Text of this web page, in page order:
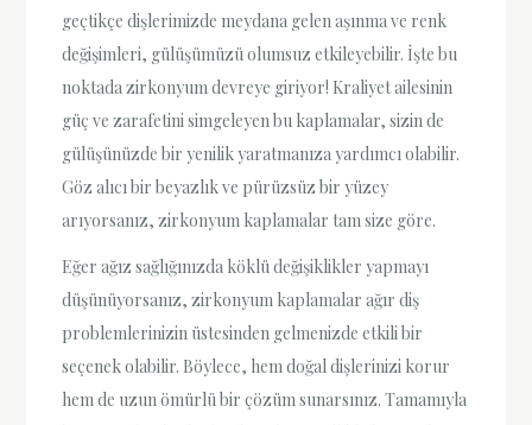
geçtikçe dişlerimizde meydana gelen aşınma ve renk
değişimleri, gülüşümüzü olumsuz etkileyebilir. İşte bu
noktada zirkonyum devreye giriyor! Kraliyet ailesinin
güç ve zarafetini simgeleyen bu kaplamalar, sizin de
gülüşünüzde bir yenilik yaratmanıza yardımcı olabilir.
Göz alıcı bir beyazlık ve pürüzsüz bir yüzey
arıyorsanız, zirkonyum kaplamalar tam size göre.
Eğer ağız sağlığınızda köklü değişiklikler yapmayı
düşünüyorsanız, zirkonyum kaplamalar ağır diş
problemlerinizin üstesinden gelmenizde etkili bir
seçenek olabilir. Böylece, hem doğal dişlerinizi korur
hem de uzun ömürlü bir çözüm sunarsınız. Tamamıyla